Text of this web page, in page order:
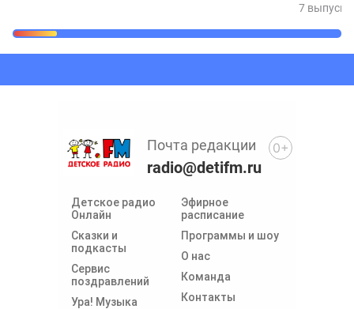
7
Детское радио
Онлайн
Сказки и
подкасты
Сервис
поздравлений
Ура! Музыка
Эфирное
расписание
Программы и шоу
О нас
Команда
Контакты
Почта редакции
radio@detifm.ru
0+